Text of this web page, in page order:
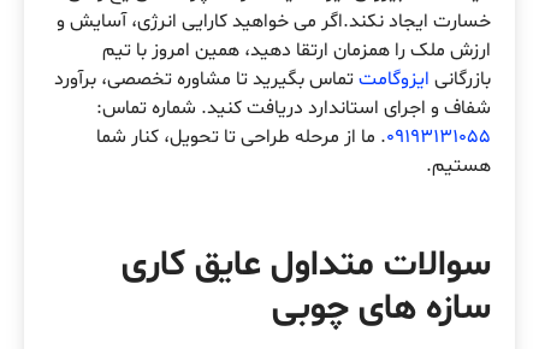
خسارت ایجاد نکند.اگر می خواهید کارایی انرژی، آسایش و
ارزش ملک را همزمان ارتقا دهید، همین امروز با تیم
بازرگانی ایزوگامتتماس بگیرید تا مشاوره تخصصی، برآورد
شفاف و اجرای استاندارد دریافت کنید. شماره تماس:
09193131055. ما از مرحله طراحی تا تحویل، کنار شما
هستیم.
سوالات متداول عایق کاری
سازه های چوبی